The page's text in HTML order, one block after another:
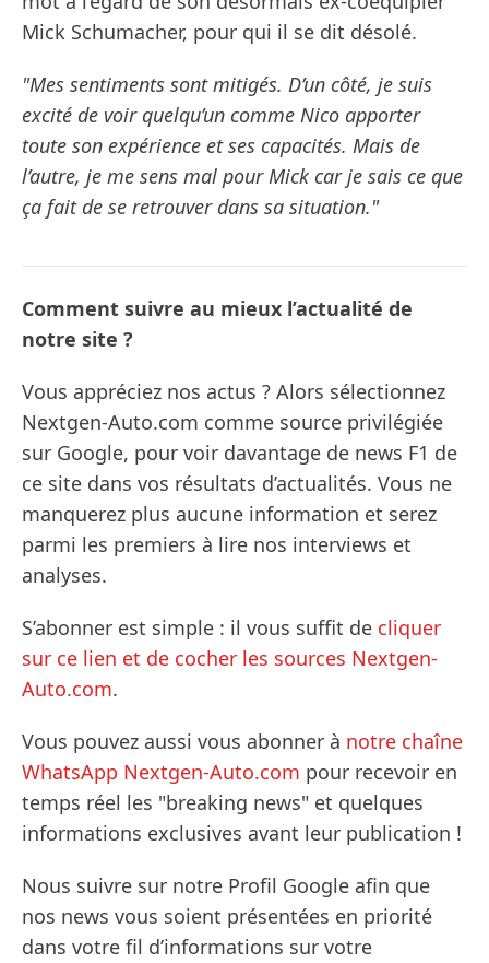
Mick Schumacher, pour qui il se dit désolé.
"Mes sentiments sont mitigés. D’un côté, je suis
excité de voir quelqu’un comme Nico apporter
toute son expérience et ses capacités. Mais de
l’autre, je me sens mal pour Mick car je sais ce que
ça fait de se retrouver dans sa situation."
Comment suivre au mieux l’actualité de
notre site ?
Vous appréciez nos actus ? Alors sélectionnez
Nextgen-Auto.com comme source privilégiée
sur Google, pour voir davantage de news F1 de
ce site dans vos résultats d’actualités. Vous ne
manquerez plus aucune information et serez
parmi les premiers à lire nos interviews et
analyses.
S’abonner est simple : il vous suffit de cliquer
sur ce lien et de cocher les sources Nextgen-
Auto.com.
Vous pouvez aussi vous abonner à notre chaîne
WhatsApp Nextgen-Auto.com pour recevoir en
temps réel les "breaking news" et quelques
informations exclusives avant leur publication !
Nous suivre sur notre Profil Google afin que
nos news vous soient présentées en priorité
dans votre fil d’informations sur votre